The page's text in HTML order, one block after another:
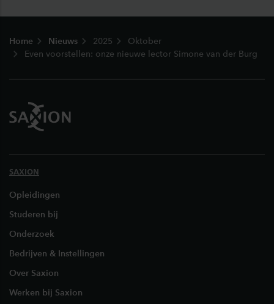
Home Nieuws 2025
Oktober
Even voorstellen: onze nieuwe lector Simone van der Burg
SAXION
Opleidingen
Studeren bij
Onderzoek
Bedrijven & Instellingen
Over Saxion
Werken bij Saxion